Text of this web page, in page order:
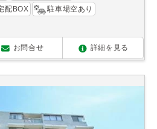
配BOX
駐車場空あり
お問合せ 詳細を見る